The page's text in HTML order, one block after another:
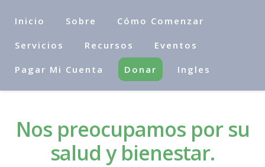
Inicio Sobre Cómo Comenzar
Servicios Recursos Eventos
Pagar Mi Cuenta Donar Ingles
Nos preocupamos por su
salud y bienestar.